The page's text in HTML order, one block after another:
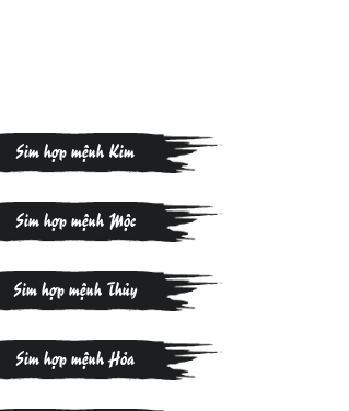
Sim hợp mệnh Kim
Sim hợp mệnh Mộc
Sim hợp mệnh Thủy
Sim hợp mệnh Hỏa